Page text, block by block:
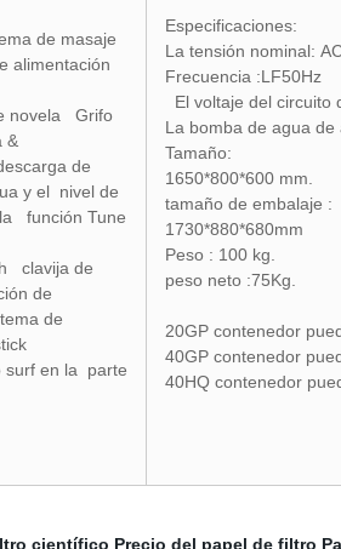
de masaje
alimentación
novela Grifo
&
de
y el nivel de
función Tune
clavija de
de
de
surf en la parte
Especificaciones:
La tensión nominal:
Frecuencia :LF50Hz
El voltaje del circuito
La bomba de agua
Tamaño:
1650*800*600 mm.
tamaño de embalaje :
1730*880*680mm
Peso : 100 kg.
peso neto :75Kg.
20GP contenedor
40GP contenedor
40HQ contenedor
científico Precio del papel de filtro